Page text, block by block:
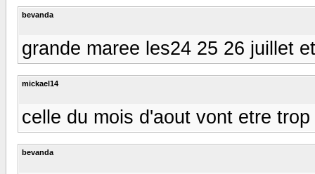
bevanda
grande maree les24 25 26 juillet
mickael14
celle du mois d'aout vont etre
bevanda